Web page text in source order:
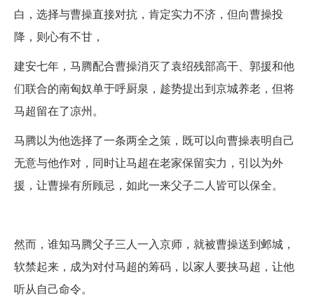
白，选择与曹操直接对抗，肯定实力不济，但向曹操投
降，则心有不甘，
建安七年，马腾配合曹操消灭了袁绍残部高干、郭援和他
们联合的南匈奴单于呼厨泉，趁势提出到京城养老，但将
马超留在了凉州。
马腾以为他选择了一条两全之策，既可以向曹操表明自己
无意与他作对，同时让马超在老家保留实力，引以为外
援，让曹操有所顾忌，如此一来父子二人皆可以保全。
然而，谁知马腾父子三人一入京师，就被曹操送到邺城，
软禁起来，成为对付马超的筹码，以家人要挟马超，让他
听从自己命令。